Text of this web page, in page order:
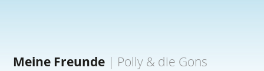
Meine Freunde | Polly & die Gons